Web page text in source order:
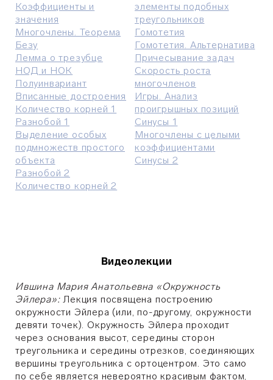
Коэффициенты и
значения
Многочлены. Теорема
Безу
Лемма о трезубце
НОД и НОК
Полуинвариант
Вписанные достроения
Количество корней 1
Разнобой 1
Выделение особых
подмножеств простого
объекта
Разнобой 2
Количество корней 2
элементы подобных
треугольников
Гомотетия
Гомотетия. Альтернатива
Причесывание задач
Скорость роста
многочленов
Игры. Анализ
проигрышных позиций
Синусы 1
Многочлены с целыми
коэффициентами
Синусы 2
Видеолекции
Ившина Мария Анатольевна «Окружность
Эйлера»:Лекция посвящена построению
окружности Эйлера (или, по-другому, окружности
девяти точек). Окружность Эйлера проходит
через основания высот, середины сторон
треугольника и середины отрезков, соединяющих
вершины треугольника с ортоцентром. Это само
по себе является невероятно красивым фактом,